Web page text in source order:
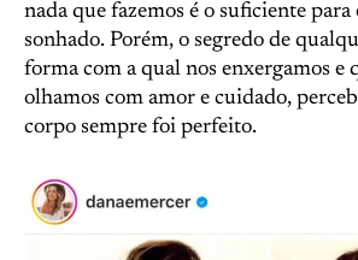
nada que fazemos é o suficiente para
sonhado. Porém, o segredo de
forma com a qual nos enxergamos e
olhamos com amor e cuidado,
corpo sempre foi perfeito.